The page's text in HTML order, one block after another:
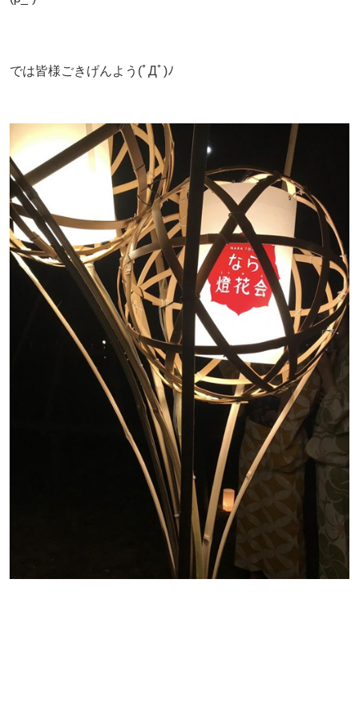
では皆様ごきげんよう(ﾟДﾟ)ﾉ